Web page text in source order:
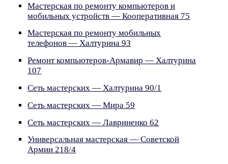
Мастерская по ремонту компьютеров и
мобильных устройств — Кооперативная 75
Мастерская по ремонту мобильных
телефонов — Халтурина 93
Ремонт компьютеров-Армавир — Халтурина
107
Сеть мастерских — Халтурина 90/1
Сеть мастерских — Мира 59
Сеть мастерских — Лавриненко 62
Универсальная мастерская — Советской
Армии 218/4